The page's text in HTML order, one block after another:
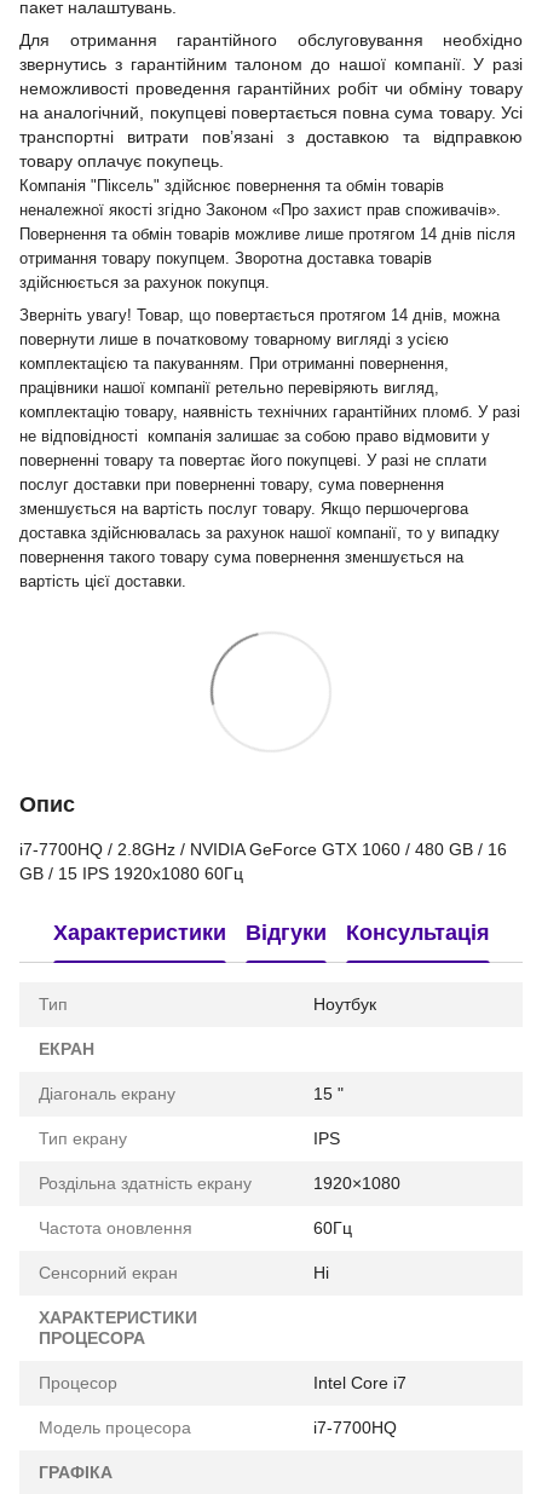
пакет налаштувань.
Для отримання гарантійного обслуговування необхідно
звернутись з гарантійним талоном до нашої компанії. У разі
неможливості проведення гарантійних робіт чи обміну товару
на аналогічний, покупцеві повертається повна сума товару. Усі
транспортні витрати пов’язані з доставкою та відправкою
товару оплачує покупець.
Компанія "Піксель" здійснює повернення та обмін товарів
неналежної якості згідно Законом «Про захист прав споживачів».
Повернення та обмін товарів можливе лише протягом 14 днів після
отримання товару покупцем. Зворотна доставка товарів
здійснюється за рахунок покупця.
Зверніть увагу! Товар, що повертається протягом 14 днів, можна
повернути лише в початковому товарному вигляді з усією
комплектацією та пакуванням. При отриманні повернення,
працівники нашої компанії ретельно перевіряють вигляд,
комплектацію товару, наявність технічних гарантійних пломб. У разі
не відповідності компанія залишає за собою право відмовити у
поверненні товару та повертає його покупцеві. У разі не сплати
послуг доставки при поверненні товару, сума повернення
зменшується на вартість послуг товару. Якщо першочергова
доставка здійснювалась за рахунок нашої компанії, то у випадку
повернення такого товару сума повернення зменшується на
вартість цієї доставки.
Опис
i7-7700HQ / 2.8GHz / NVIDIA GeForce GTX 1060 / 480 GB / 16
GB / 15 IPS 1920x1080 60Гц
Характеристики Відгуки Консультація
Тип Ноутбук
ЕКРАН
Діагональ екрану 15 "
Тип екрану IPS
Роздільна здатність екрану 1920×1080
Частота оновлення 60Гц
Сенсорний екран Ні
ХАРАКТЕРИСТИКИ
ПРОЦЕСОРА
Процесор Intel Core i7
Модель процесора i7-7700HQ
ГРАФІКА